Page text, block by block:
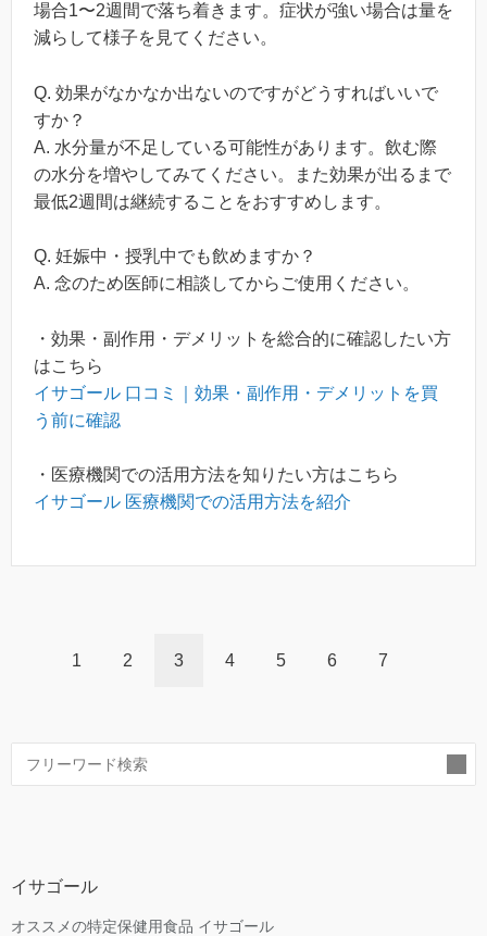
場合1〜2週間で落ち着きます。症状が強い場合は量を
減らして様子を見てください。
Q. 効果がなかなか出ないのですがどうすればいいで
すか？
A. 水分量が不足している可能性があります。飲む際
の水分を増やしてみてください。また効果が出るまで
最低2週間は継続することをおすすめします。
Q. 妊娠中・授乳中でも飲めますか？
A. 念のため医師に相談してからご使用ください。
・効果・副作用・デメリットを総合的に確認したい方
はこちら
イサゴール 口コミ｜効果・副作用・デメリットを買
う前に確認
・医療機関での活用方法を知りたい方はこちら
イサゴール 医療機関での活用方法を紹介
1 2 3 4 5 6 7
イサゴール
オススメの特定保健用食品 イサゴール